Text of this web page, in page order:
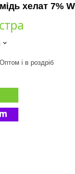
хелат 7%
Оптом і в роздріб